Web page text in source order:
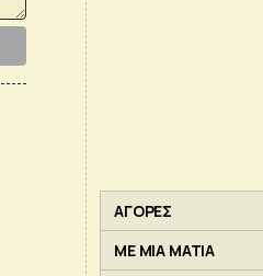
ΑΓΟΡΕΣ
ΜΕ ΜΙΑ ΜΑΤΙΑ